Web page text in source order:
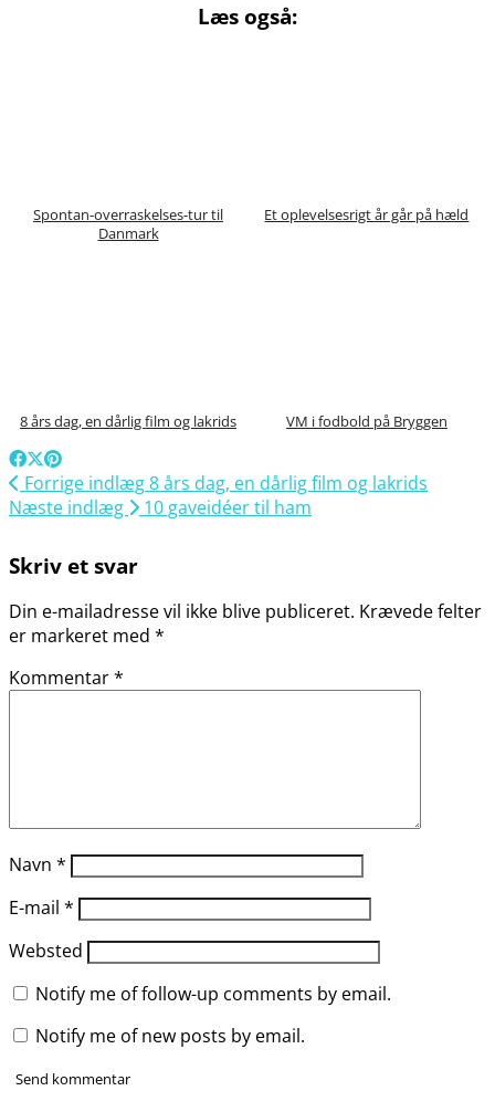
Læs også:
Spontan-overraskelses-tur til
Danmark
Et oplevelsesrigt år går på hæld
8 års dag, en dårlig film og lakrids VM i fodbold på Bryggen
Forrige indlæg8 års dag, en dårlig film og lakrids
Næste indlæg
10 gaveidéer til ham
Skriv et svar
Din e-mailadresse vil ikke blive publiceret. Krævede felter
er markeret med *
Kommentar*
Navn *
E-mail *
Websted
Notify me of follow-up comments by email.
Notify me of new posts by email.